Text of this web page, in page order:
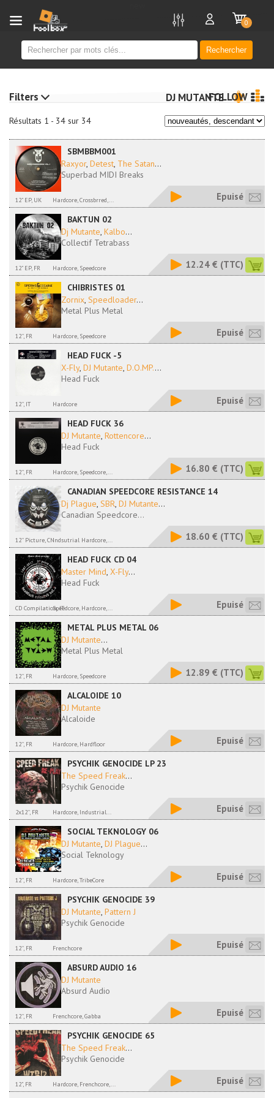
Rechercher
0
Résultats 1 - 34 sur 34
DJ MUTANTEFOLLOW
SBMBBM001
Raxyor, Detest, The Satan...
Superbad MIDI Breaks
12" EP, UK Hardcore, Crossbrred,... Epuisé
BAKTUN 02
Dj Mutante, Kalbo...
Collectif Tetrabass
12" EP, FR Hardcore, Speedcore 12.24 € (TTC)
CHIBRISTES 01
Zornix, Speedloader...
Metal Plus Metal
12'', FR Hardcore, Speedcore Epuisé
HEAD FUCK -5
X-Fly, DJ Mutante, D.O.MP....
Head Fuck
12'', IT Hardcore Epuisé
HEAD FUCK 36
DJ Mutante, Rottencore...
Head Fuck
12'', FR Hardcore, Speedcore,... 16.80 € (TTC)
CANADIAN SPEEDCORE RESISTANCE 14
Dj Plague, SBR, DJ Mutante...
Canadian Speedcore...
12'' Picture, CNIndsutrial Hardcore,... 18.60 € (TTC)
HEAD FUCK CD 04
Master Mind, X-Fly...
Head Fuck
CD Compilation, ITSpeedcore, Hardcore,... Epuisé
METAL PLUS METAL 06
DJ Mutante...
Metal Plus Metal
12'', FR Hardcore, Speedcore 12.89 € (TTC)
ALCALOIDE 10
DJ Mutante
Alcaloide
12'', FR Hardcore, Hardfloor Epuisé
PSYCHIK GENOCIDE LP 23
The Speed Freak...
Psychik Genocide
2x12'', FR Hardcore, Industrial... Epuisé
SOCIAL TEKNOLOGY 06
DJ Mutante, DJ Plague...
Social Teknology
12'', FR Hardcore, TribeCore Epuisé
PSYCHIK GENOCIDE 39
DJ Mutante, Pattern J
Psychik Genocide
12'', FR Frenchcore Epuisé
ABSURD AUDIO 16
DJ Mutante
Absurd Audio
12'', FR Frenchcore, Gabba Epuisé
PSYCHIK GENOCIDE 65
The Speed Freak...
Psychik Genocide
12", FR Hardcore, Frenchcore,... Epuisé
Filters